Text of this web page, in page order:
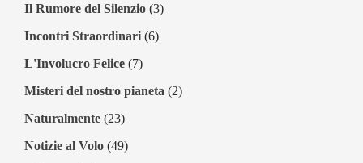
Il Rumore del Silenzio (3)
Incontri Straordinari (6)
L'Involucro Felice (7)
Misteri del nostro pianeta (2)
Naturalmente (23)
Notizie al Volo (49)